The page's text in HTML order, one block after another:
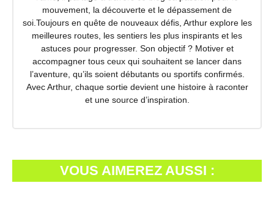
mouvement, la découverte et le dépassement de
soi.Toujours en quête de nouveaux défis, Arthur explore les
meilleures routes, les sentiers les plus inspirants et les
astuces pour progresser. Son objectif ? Motiver et
accompagner tous ceux qui souhaitent se lancer dans
l’aventure, qu’ils soient débutants ou sportifs confirmés.
Avec Arthur, chaque sortie devient une histoire à raconter
et une source d’inspiration.
VOUS AIMEREZ AUSSI :